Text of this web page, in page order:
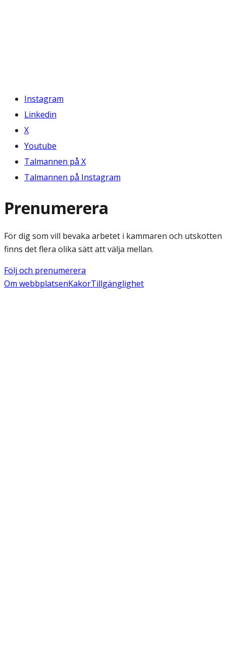
Instagram
Linkedin
X
Youtube
Talmannen på X
Talmannen på Instagram
Prenumerera
För dig som vill bevaka arbetet i kammaren och utskotten
finns det flera olika sätt att välja mellan.
Följ och prenumerera
Om webbplatsenKakorTillgänglighet